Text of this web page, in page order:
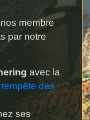
membre
par notre
avec la
des
ses